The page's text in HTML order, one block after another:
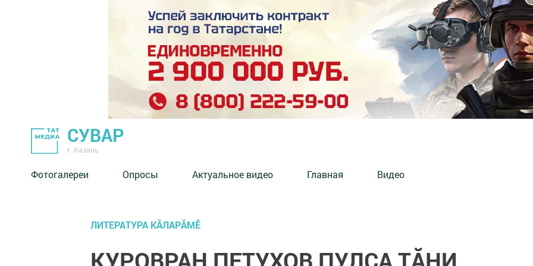
СУВАР
г. Казань
Фотогалереи Опросы Актуальное видео Главная Видео
ЛИТЕРАТУРА КĂЛАРĂМӖ
КУРОВРАН ПЕТУХОВ ПУЛСА ТĂНИ